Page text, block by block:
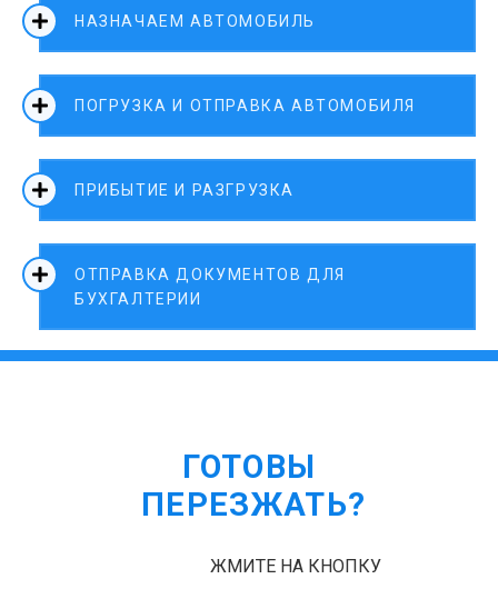
НАЗНАЧАЕМ АВТОМОБИЛЬ
ПОГРУЗКА И ОТПРАВКА АВТОМОБИЛЯ
ПРИБЫТИЕ И РАЗГРУЗКА
ОТПРАВКА ДОКУМЕНТОВ ДЛЯ
БУХГАЛТЕРИИ
ГОТОВЫ
ПЕРЕЗЖАТЬ?
ЖМИТЕ НА КНОПКУ